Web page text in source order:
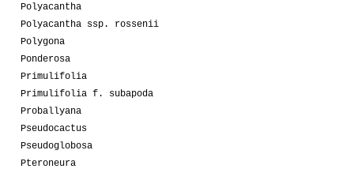
Polyacantha
Polyacantha ssp. rossenii
Polygona
Ponderosa
Primulifolia
Primulifolia f. subapoda
Proballyana
Pseudocactus
Pseudoglobosa
Pteroneura